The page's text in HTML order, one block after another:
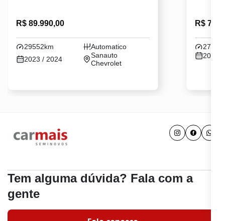
R$ 89.990,00
29552km
Automatico
2023 / 2024
Sanauto
Chevrolet
R$
2023 /
Tem alguma dúvida? Fala com a
gente